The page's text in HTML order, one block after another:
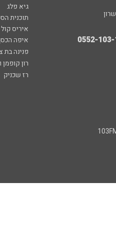
גיא פלג
תוכנית
איריס קול
איפה
פנינה בת
רון
רז שכניק